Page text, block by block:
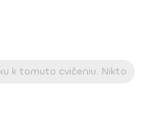
zlepšiť kvalitu ich